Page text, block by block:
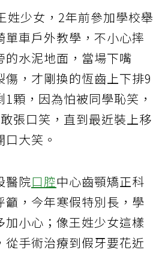
姓少女，2年前參加學校舉
單車戶外教學，不小心摔
的水泥地面，當場下嘴
，才剛換的恆齒上下排9
顆，因為怕被同學恥笑，
張口笑，直到最近裝上移
大笑。
醫院口腔中心齒顎矯正科
籲，今年寒假特別長，學
加小心；像王姓少女這樣
從手術治療到假牙要花近